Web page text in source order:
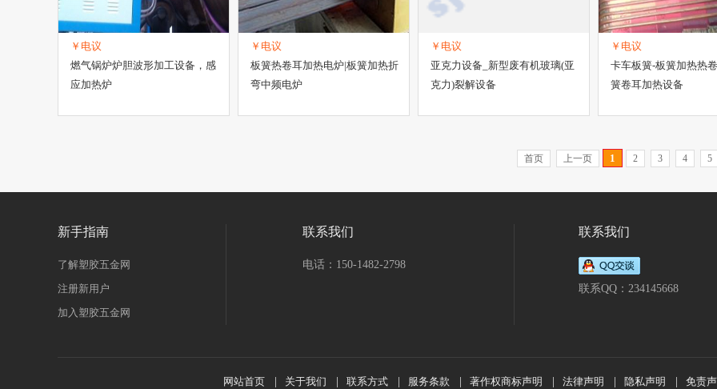
￥电议
燃气锅炉炉胆波形加工设备，感
应加热炉
￥电议
板簧热卷耳加热电炉|板簧加热折
弯中频电炉
￥电议
亚克力设备_新型废有机玻璃(亚
克力)裂解设备
￥电议
卡车板簧-板簧加热热
簧卷耳加热设备
首页 上一页 1 2 3 4 5
新手指南
了解塑胶五金网
注册新用户
加入塑胶五金网
联系我们
电话：150-1482-2798
联系我们
联系QQ：234145668
网站首页 关于我们 联系方式 服务条款 著作权商标声明 法律声明 隐私声明 免责